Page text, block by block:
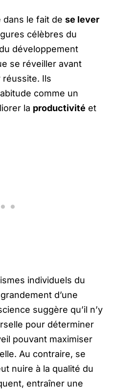
dans le fait de se lever
célèbres du
développement
se réveiller avant
réussite. Ils
comme un
la productivité et
individuels du
d’une
suggère qu’il n’y
pour déterminer
pouvant maximiser
Au contraire, se
nuire à la qualité du
entraîner une